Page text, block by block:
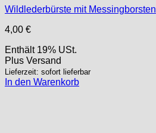
Wildlederbürste mit Messingborsten
4,00 €
Enthält 19% USt.
Plus Versand
Lieferzeit: sofort lieferbar
In den Warenkorb